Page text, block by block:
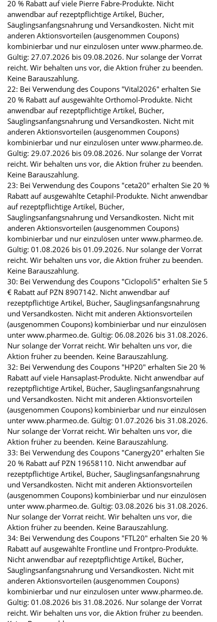
20 % Rabatt auf viele Pierre Fabre-Produkte. Nicht
anwendbar auf rezeptpflichtige Artikel, Bücher,
Säuglingsanfangsnahrung und Versandkosten. Nicht mit
anderen Aktionsvorteilen (ausgenommen Coupons)
kombinierbar und nur einzulösen unter www.pharmeo.de.
Gültig: 27.07.2026 bis 09.08.2026. Nur solange der Vorrat
reicht. Wir behalten uns vor, die Aktion früher zu beenden.
Keine Barauszahlung.
22: Bei Verwendung des Coupons "Vital2026" erhalten Sie
20 % Rabatt auf ausgewählte Orthomol-Produkte. Nicht
anwendbar auf rezeptpflichtige Artikel, Bücher,
Säuglingsanfangsnahrung und Versandkosten. Nicht mit
anderen Aktionsvorteilen (ausgenommen Coupons)
kombinierbar und nur einzulösen unter www.pharmeo.de.
Gültig: 29.07.2026 bis 09.08.2026. Nur solange der Vorrat
reicht. Wir behalten uns vor, die Aktion früher zu beenden.
Keine Barauszahlung.
23: Bei Verwendung des Coupons "ceta20" erhalten Sie 20 %
Rabatt auf ausgewählte Cetaphil-Produkte. Nicht anwendbar
auf rezeptpflichtige Artikel, Bücher,
Säuglingsanfangsnahrung und Versandkosten. Nicht mit
anderen Aktionsvorteilen (ausgenommen Coupons)
kombinierbar und nur einzulösen unter www.pharmeo.de.
Gültig: 01.08.2026 bis 01.09.2026. Nur solange der Vorrat
reicht. Wir behalten uns vor, die Aktion früher zu beenden.
Keine Barauszahlung.
30: Bei Verwendung des Coupons "Ciclopoli5" erhalten Sie 5
€ Rabatt auf PZN 8907142. Nicht anwendbar auf
rezeptpflichtige Artikel, Bücher, Säuglingsanfangsnahrung
und Versandkosten. Nicht mit anderen Aktionsvorteilen
(ausgenommen Coupons) kombinierbar und nur einzulösen
unter www.pharmeo.de. Gültig: 06.08.2026 bis 31.08.2026.
Nur solange der Vorrat reicht. Wir behalten uns vor, die
Aktion früher zu beenden. Keine Barauszahlung.
32: Bei Verwendung des Coupons "HP20" erhalten Sie 20 %
Rabatt auf viele Hansaplast-Produkte. Nicht anwendbar auf
rezeptpflichtige Artikel, Bücher, Säuglingsanfangsnahrung
und Versandkosten. Nicht mit anderen Aktionsvorteilen
(ausgenommen Coupons) kombinierbar und nur einzulösen
unter www.pharmeo.de. Gültig: 01.07.2026 bis 31.08.2026.
Nur solange der Vorrat reicht. Wir behalten uns vor, die
Aktion früher zu beenden. Keine Barauszahlung.
33: Bei Verwendung des Coupons "Canergy20" erhalten Sie
20 % Rabatt auf PZN 19658110. Nicht anwendbar auf
rezeptpflichtige Artikel, Bücher, Säuglingsanfangsnahrung
und Versandkosten. Nicht mit anderen Aktionsvorteilen
(ausgenommen Coupons) kombinierbar und nur einzulösen
unter www.pharmeo.de. Gültig: 03.08.2026 bis 31.08.2026.
Nur solange der Vorrat reicht. Wir behalten uns vor, die
Aktion früher zu beenden. Keine Barauszahlung.
34: Bei Verwendung des Coupons "FTL20" erhalten Sie 20 %
Rabatt auf ausgewählte Frontline und Frontpro-Produkte.
Nicht anwendbar auf rezeptpflichtige Artikel, Bücher,
Säuglingsanfangsnahrung und Versandkosten. Nicht mit
anderen Aktionsvorteilen (ausgenommen Coupons)
kombinierbar und nur einzulösen unter www.pharmeo.de.
Gültig: 01.08.2026 bis 31.08.2026. Nur solange der Vorrat
reicht. Wir behalten uns vor, die Aktion früher zu beenden.